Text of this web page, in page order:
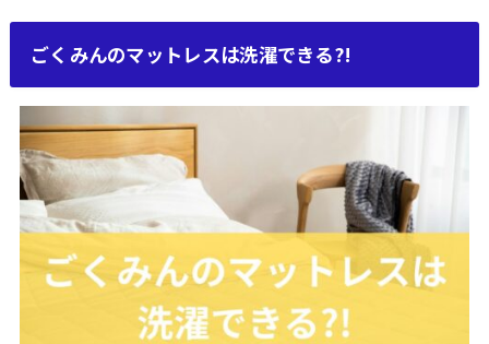
ごくみんのマットレスは洗濯できる?!